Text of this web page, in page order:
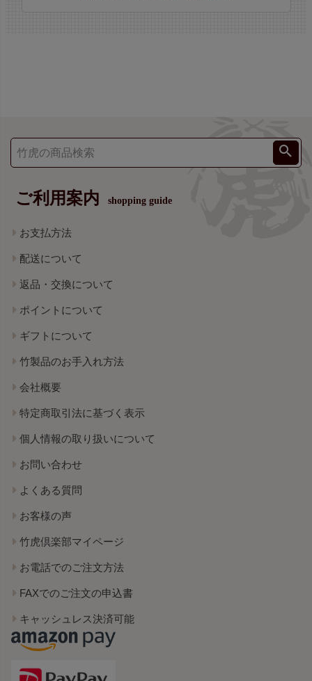
ご利用案内 shopping guide
お支払方法
配送について
返品・交換について
ポイントについて
ギフトについて
竹製品のお手入れ方法
会社概要
特定商取引法に基づく表示
個人情報の取り扱いについて
お問い合わせ
よくある質問
お客様の声
竹虎倶楽部マイページ
お電話でのご注文方法
FAXでのご注文の申込書
キャッシュレス決済可能